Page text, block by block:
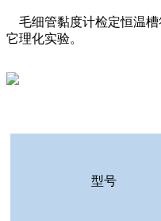
毛细管黏度计检定恒温槽
它理化实验。
型号